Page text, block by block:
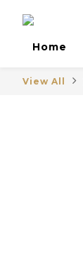
Home
View All